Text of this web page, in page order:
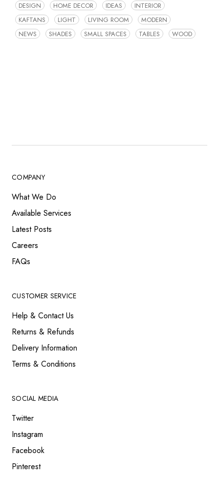
DESIGN
HOME DECOR IDEAS
INTERIOR
KAFTANS
LIGHT LIVING ROOM
MODERN
NEWS
SHADES SMALL SPACES TABLES WOOD
COMPANY
What We Do
Available Services
Latest Posts
Careers
FAQs
CUSTOMER SERVICE
Help & Contact Us
Returns & Refunds
Delivery Information
Terms & Conditions
SOCIAL MEDIA
Twitter
Instagram
Facebook
Pinterest